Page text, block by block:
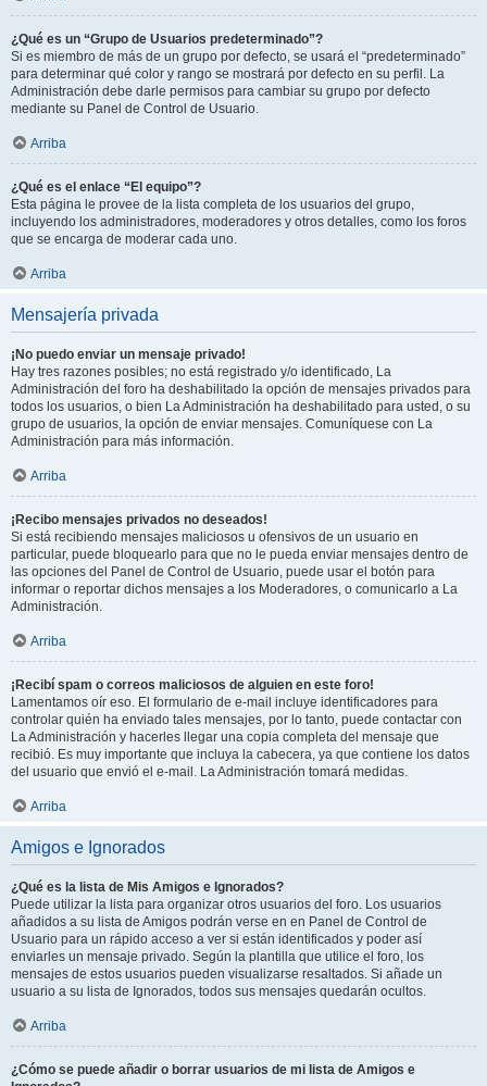
¿Qué es un “Grupo de Usuarios predeterminado”?
Si es miembro de más de un grupo por defecto, se usará el “predeterminado”
para determinar qué color y rango se mostrará por defecto en su perfil. La
Administración debe darle permisos para cambiar su grupo por defecto
mediante su Panel de Control de Usuario.
Arriba
¿Qué es el enlace “El equipo”?
Esta página le provee de la lista completa de los usuarios del grupo,
incluyendo los administradores, moderadores y otros detalles, como los foros
que se encarga de moderar cada uno.
Arriba
Mensajería privada
¡No puedo enviar un mensaje privado!
Hay tres razones posibles; no está registrado y/o identificado, La
Administración del foro ha deshabilitado la opción de mensajes privados para
todos los usuarios, o bien La Administración ha deshabilitado para usted, o su
grupo de usuarios, la opción de enviar mensajes. Comuníquese con La
Administración para más información.
Arriba
¡Recibo mensajes privados no deseados!
Si está recibiendo mensajes maliciosos u ofensivos de un usuario en
particular, puede bloquearlo para que no le pueda enviar mensajes dentro de
las opciones del Panel de Control de Usuario, puede usar el botón para
informar o reportar dichos mensajes a los Moderadores, o comunicarlo a La
Administración.
Arriba
¡Recibí spam o correos maliciosos de alguien en este foro!
Lamentamos oír eso. El formulario de e-mail incluye identificadores para
controlar quién ha enviado tales mensajes, por lo tanto, puede contactar con
La Administración y hacerles llegar una copia completa del mensaje que
recibió. Es muy importante que incluya la cabecera, ya que contiene los datos
del usuario que envió el e-mail. La Administración tomará medidas.
Arriba
Amigos e Ignorados
¿Qué es la lista de Mis Amigos e Ignorados?
Puede utilizar la lista para organizar otros usuarios del foro. Los usuarios
añadidos a su lista de Amigos podrán verse en en Panel de Control de
Usuario para un rápido acceso a ver si están identificados y poder así
enviarles un mensaje privado. Según la plantilla que utilice el foro, los
mensajes de estos usuarios pueden visualizarse resaltados. Si añade un
usuario a su lista de Ignorados, todos sus mensajes quedarán ocultos.
Arriba
¿Cómo se puede añadir o borrar usuarios de mi lista de Amigos e